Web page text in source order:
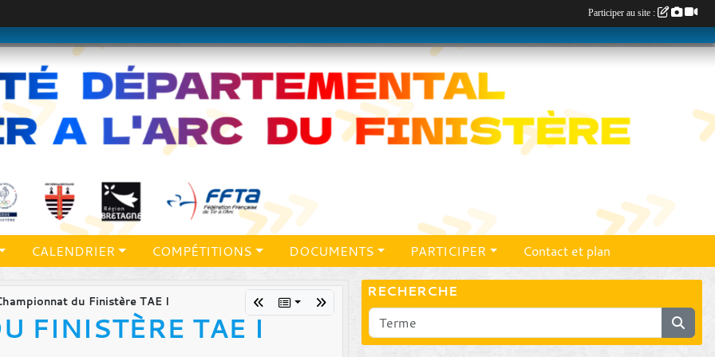
CALENDRIER COMPÉTITIONS DOCUMENTS PARTICIPER Contact et plan
du Finistère TAE I
FINISTÈRE TAE I
RECHERCHE
Participer au site :